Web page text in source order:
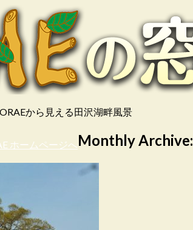
から見える田沢湖畔風景
ホームページへMonthly Archive: